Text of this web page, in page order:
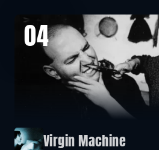
04
Virgin Machine